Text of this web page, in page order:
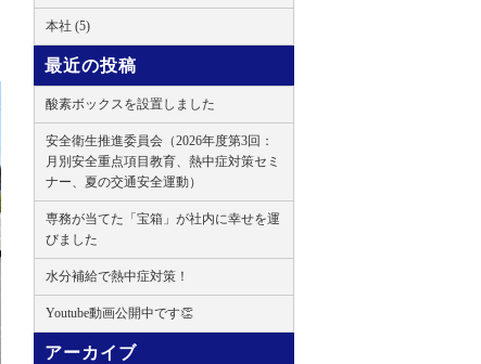
本社 (5)
最近の投稿
酸素ボックスを設置しました
安全衛生推進委員会（2026年度第3回：
月別安全重点項目教育、熱中症対策セミ
ナー、夏の交通安全運動）
専務が当てた「宝箱」が社内に幸せを運
びました
水分補給で熱中症対策！
Youtube動画公開中です👏
アーカイブ